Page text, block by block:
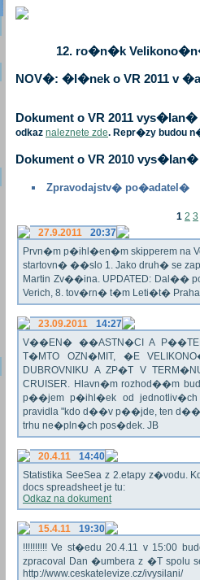
12. ro�n�k
NOV�: �l�nek o VR 2011 v
Dokument o VR 2011
odkaz naleznete zde. Repr�zy budou
Dokument o VR 2010
Zpravodajstv� po�adatel�
1 2 3
27.9.2011
20:37
Prvn�m p�ihl�en�m skipperem na
startovn� ��slo 1. Jako druh� se
Martin Zv��ina. UPDATED: Dal��
Verich, 8. tov�rn� t�m Leti�t� Praha
23.09.2011
14:27
V��EN� ��ASTN�CI A
T�MTO OZN�MIT, �E
DUBROVNIKU A ZP�T V
CRUISER. Hlavn�m rozhod��m
p��jem p�ihl�ek od
pravidla "kdo d��v p��jde, ten
trhu ne�pln�ch pos�dek. JB
20.4.11
14:40
Statistika SeeSea z 2.etapy z�vodu.
docs spreadsheet je tu:
Odkaz na dokument
15.4.11
19:30
!!!!!!!!!! Ve st�edu 20.4.11 v 15:00
zpracoval Dan �umbera z �T spolu
http://www.ceskatelevize.cz/ivysilani/